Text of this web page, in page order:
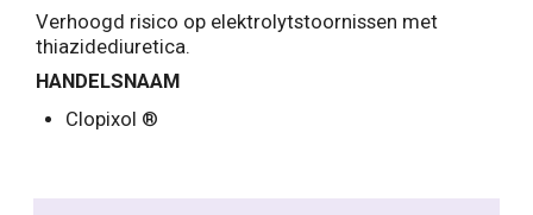
Verhoogd risico op elektrolytstoornissen met
thiazidediuretica.
HANDELSNAAM
Clopixol ®